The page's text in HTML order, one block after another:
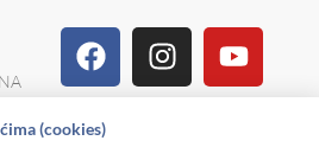
FacebookInstagram
Linkedin
Viber
TiktokPinterest
(cookies)